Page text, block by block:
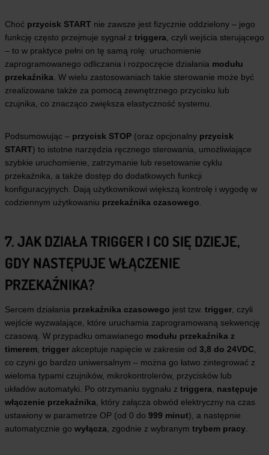
Choć przycisk START nie zawsze jest fizycznie oddzielony – jego
funkcję często przejmuje sygnał z triggera , czyli wejścia sterującego
– to w praktyce pełni on tę samą rolę: uruchomienie
zaprogramowanego odliczania i rozpoczęcie działania modułu
przekaźnika . W wielu zastosowaniach takie sterowanie może być
zrealizowane także za pomocą zewnętrznego przycisku lub
czujnika, co znacząco zwiększa elastyczność systemu.
Podsumowując – przycisk STOP (oraz opcjonalny przycisk
START) to istotne narzędzia ręcznego sterowania, umożliwiające
szybkie uruchomienie, zatrzymanie lub resetowanie cyklu
przekaźnika, a także dostęp do dodatkowych funkcji
konfiguracyjnych. Dają użytkownikowi większą kontrolę i wygodę w
codziennym użytkowaniu przekaźnika czasowego
7. JAK DZIAŁA TRIGGER I CO SIĘ DZIEJE,
GDY NASTĘPUJE WŁĄCZENIE
PRZEKAŹNIKA?
Sercem działania przekaźnika czasowego jest tzw. trigger , czyli
wejście wyzwalające, które uruchamia zaprogramowaną sekwencję
czasową. W przypadku omawianego modułu przekaźnika z
timerem trigger akceptuje napięcie w zakresie od 3,8 do 24VDC
co czyni go bardzo uniwersalnym – można go łatwo zintegrować z
wieloma typami czujników, mikrokontrolerów, przycisków lub
układów automatyki. Po otrzymaniu sygnału z triggera
następuje
włączenie przekaźnika , który załącza obwód elektryczny na czas
ustawiony w parametrze OP (od 0 do 999 minut), a następnie
automatycznie go wyłącza , zgodnie z wybranym trybem pracy